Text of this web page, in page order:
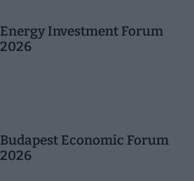
Energy Investment Forum
2026
Budapest Economic Forum
2026